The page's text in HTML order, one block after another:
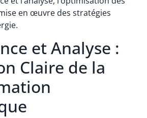
en œuvre des stratégies
et Analyse :
Claire de la